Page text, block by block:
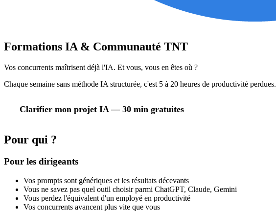
Formations IA & Communauté TNT
Vos concurrents maîtrisent déjà l'IA. Et vous, vous en êtes où ?
Chaque semaine sans méthode IA structurée, c'est 5 à 20 heures de productivité perdues.
Clarifier mon projet IA — 30 min gratuites
Pour qui ?
Pour les dirigeants
Vos prompts sont génériques et les résultats décevants
Vous ne savez pas quel outil choisir parmi ChatGPT, Claude, Gemini
Vous perdez l'équivalent d'un employé en productivité
Vos concurrents avancent plus vite que vous